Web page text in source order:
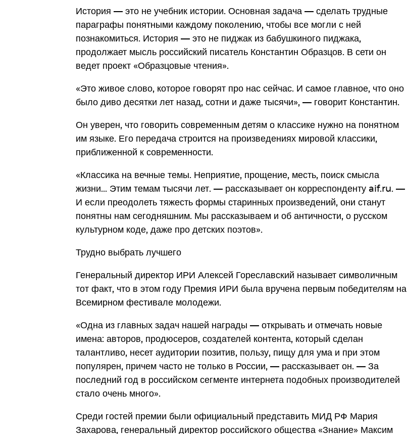
История — это не учебник истории. Основная задача — сделать трудные
параграфы понятными каждому поколению, чтобы все могли с ней
познакомиться. История — это не пиджак из бабушкиного пиджака,
продолжает мысль российский писатель Константин Образцов. В сети он
ведет проект «Образцовые чтения».
«Это живое слово, которое говорят про нас сейчас. И самое главное, что оно
было диво десятки лет назад, сотни и даже тысячи», — говорит Константин.
Он уверен, что говорить современным детям о классике нужно на понятном
им языке. Его передача строится на произведениях мировой классики,
приближенной к современности.
«Классика на вечные темы. Неприятие, прощение, месть, поиск смысла
жизни... Этим темам тысячи лет. — рассказывает он корреспонденту aif.ru. —
И если преодолеть тяжесть формы старинных произведений, они станут
понятны нам сегодняшним. Мы рассказываем и об античности, о русском
культурном коде, даже про детских поэтов».
Трудно выбрать лучшего
Генеральный директор ИРИ Алексей Гореславский называет символичным
тот факт, что в этом году Премия ИРИ была вручена первым победителям на
Всемирном фестивале молодежи.
«Одна из главных задач нашей награды — открывать и отмечать новые
имена: авторов, продюсеров, создателей контента, который сделан
талантливо, несет аудитории позитив, пользу, пищу для ума и при этом
популярен, причем часто не только в России, — рассказывает он. — За
последний год в российском сегменте интернета подобных производителей
стало очень много».
Среди гостей премии были официальный представить МИД РФ Мария
Захарова, генеральный директор российского общества «Знание» Максим